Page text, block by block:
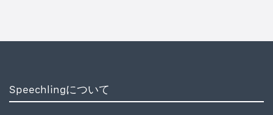
Speechlingについて